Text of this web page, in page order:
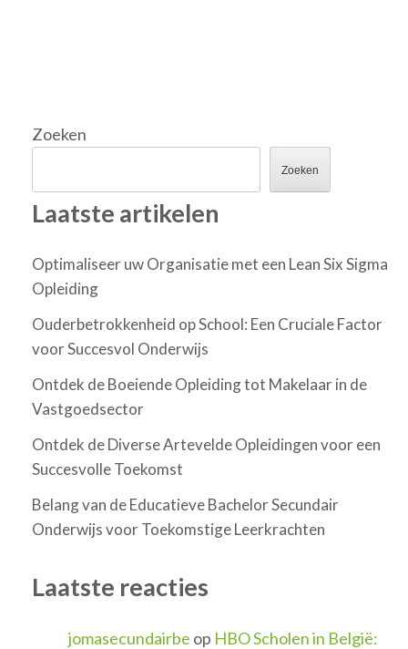
Zoeken
Zoeken
Laatste artikelen
Optimaliseer uw Organisatie met een Lean Six Sigma
Opleiding
Ouderbetrokkenheid op School: Een Cruciale Factor
voor Succesvol Onderwijs
Ontdek de Boeiende Opleiding tot Makelaar in de
Vastgoedsector
Ontdek de Diverse Artevelde Opleidingen voor een
Succesvolle Toekomst
Belang van de Educatieve Bachelor Secundair
Onderwijs voor Toekomstige Leerkrachten
Laatste reacties
jomasecundairbe op HBO Scholen in België: